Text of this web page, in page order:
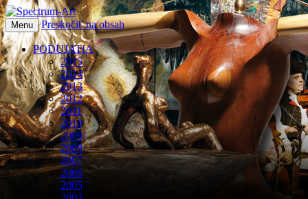
Spectrum-Art
O spoločnosti Spectrum Art
Menu Preskočiť na obsah
PODUJATIA
2015
2014
2013
2012
2011
2010
2009
2008
2007
2006
2005